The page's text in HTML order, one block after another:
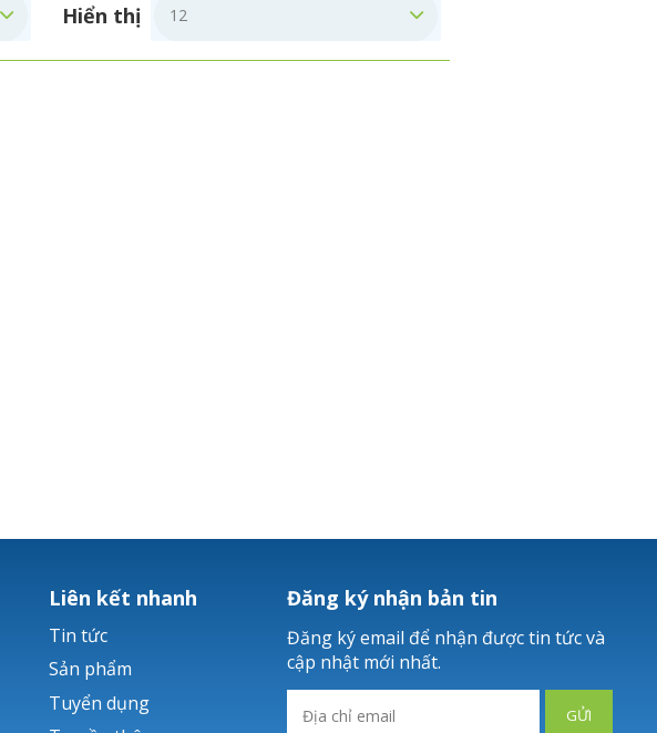
Hiển thị
Liên kết nhanh
Tin tức
Sản phẩm
Tuyển dụng
Đăng ký nhận bản tin
Đăng ký email để nhận được tin tức và
cập nhật mới nhất.
GỬI